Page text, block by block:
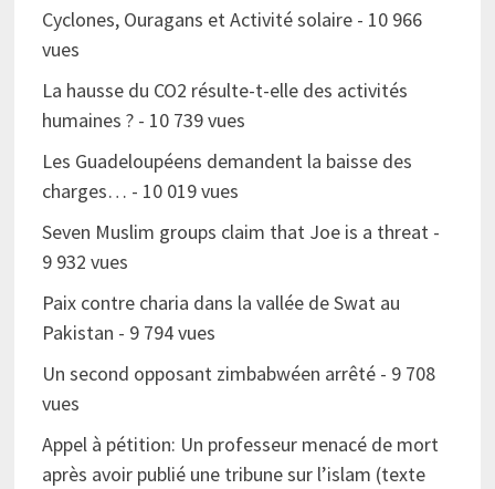
Cyclones, Ouragans et Activité solaire- 10 966
vues
La hausse du CO2 résulte-t-elle des activités
humaines ?- 10 739 vues
Les Guadeloupéens demandent la baisse des
charges… - 10 019 vues
Seven Muslim groups claim that Joe is a threat-
9 932 vues
Paix contre charia dans la vallée de Swat au
Pakistan - 9 794 vues
Un second opposant zimbabwéen arrêté- 9 708
vues
Appel à pétition: Un professeur menacé de mort
après avoir publié une tribune sur l’islam (texte